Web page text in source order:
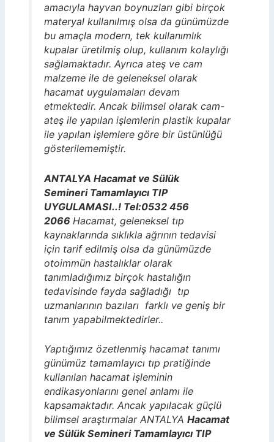
amacıyla hayvan boynuzları gibi birçok
materyal kullanılmış olsa da günümüzde
bu amaçla modern, tek kullanımlık
kupalar üretilmiş olup, kullanım kolaylığı
sağlamaktadır. Ayrıca ateş ve cam
malzeme ile de geleneksel olarak
hacamat uygulamaları devam
etmektedir. Ancak bilimsel olarak cam-
ateş ile yapılan işlemlerin plastik kupalar
ile yapılan işlemlere göre bir üstünlüğü
gösterilememiştir.
ANTALYA Hacamat ve Sülük
Semineri Tamamlayıcı TIP
UYGULAMASI..! Tel:0532 456
2066 Hacamat, geleneksel tıp
kaynaklarında sıklıkla ağrının tedavisi
için tarif edilmiş olsa da günümüzde
otoimmün hastalıklar olarak
tanımladığımız birçok hastalığın
tedavisinde fayda sağladığı tıp
uzmanlarının bazıları farklı ve geniş bir
tanım yapabilmektedirler..
Yaptığımız özetlenmiş hacamat tanımı
günümüz tamamlayıcı tıp pratiğinde
kullanılan hacamat işleminin
endikasyonlarını genel anlamı ile
kapsamaktadır. Ancak yapılacak güçlü
bilimsel araştırmalar ANTALYA Hacamat
ve Sülük Semineri Tamamlayıcı TIP